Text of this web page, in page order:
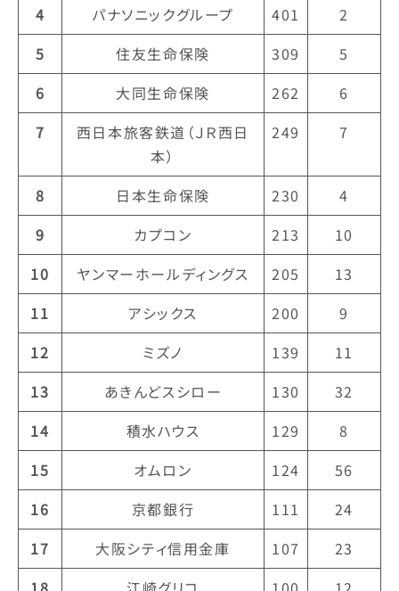
4
パナソニックグループ 401
2
5
住友生命保険 309
5
6
大同生命保険 262
6
7
西日本旅客鉄道（ＪＲ西日
本）
249 7
8 日本生命保険 230
4
9
カプコン 213
10
10
ヤンマーホールディングス 205
13
11
アシックス 200
9
12
ミズノ 139
11
13
あきんどスシロー 130
32
14
積水ハウス 129
8
15
オムロン 124
56
16
京都銀行 111
24
17
大阪シティ信用金庫 107
23